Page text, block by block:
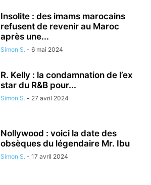
Insolite : des imams marocains
refusent de revenir au Maroc
après une...
Simon S. - 6 mai 2024
R. Kelly : la condamnation de l’ex
star du R&B pour...
Simon S. - 27 avril 2024
Nollywood : voici la date des
obsèques du légendaire Mr. Ibu
Simon S. - 17 avril 2024